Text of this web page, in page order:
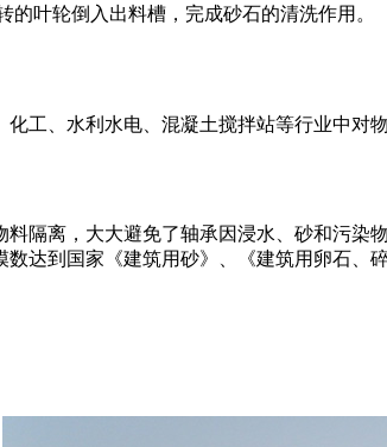
叶轮倒入出料槽，完成砂石的清洗作用。
工、水利水电、混凝土搅拌站等行业中对物
隔离，大大避免了轴承因浸水、砂和污染
达到国家《建筑用砂》、《建筑用卵石、碎